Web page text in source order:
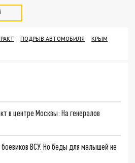
ПОДРЫВ АВТОМОБИЛЯ
КРЫМ
в центре Москвы: На генералов
ВСУ. Но беды для малышей не